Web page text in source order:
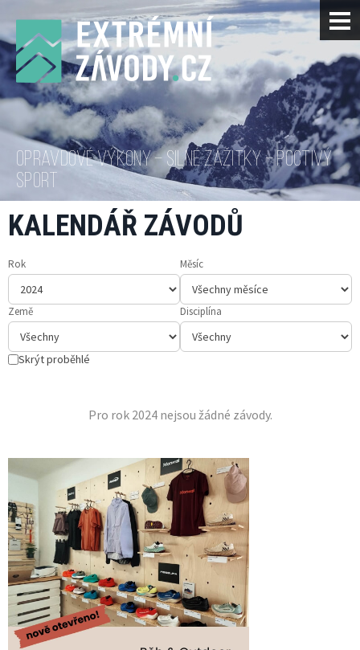
OPRAVDOVÉ VÝKONY – SILNÉ ZÁŽITKY – POCTIVÝ
SPORT
KALENDÁŘ ZÁVODŮ
Rok Měsíc
Země Disciplína
Skrýt proběhlé
Pro rok 2024 nejsou žádné závody.